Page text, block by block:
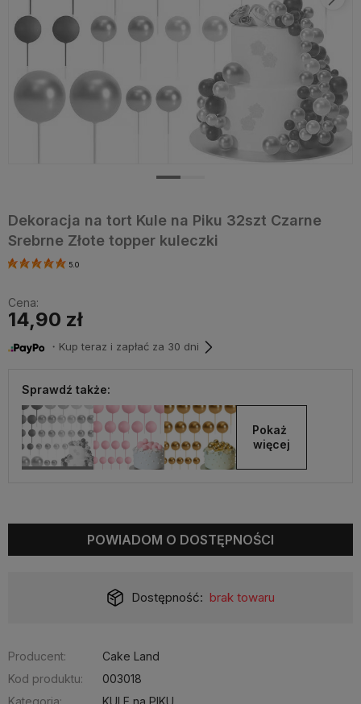
Dekoracja na tort Kule na Piku 32szt Czarne
Srebrne Złote topper kuleczki
5.0
Cena:
14,90 zł
・Kup teraz i zapłać za 30 dni
Sprawdź także:
Pokaż
więcej
POWIADOM O DOSTĘPNOŚCI
Dostępność: brak towaru
Producent:
Cake Land
Kod produktu:
003018